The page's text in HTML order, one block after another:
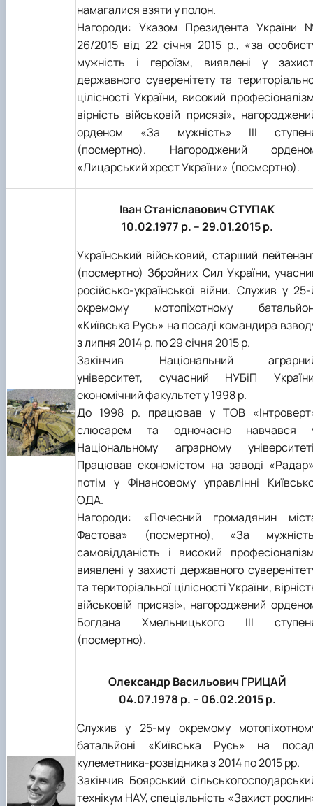
намагалися взяти у полон.
Нагороди: Указом Президента України
26/2015 від 22 січня 2015 р., «за
мужність і героїзм, виявлені у
державного суверенітету та
цілісності України, високий
вірність військовій присязі»,
орденом «За мужність» III
(посмертно). Нагороджений
«Лицарський хрест України» (посмертно).
Іван Станіславович СТУПАК
10.02.1977 р. – 29.01.2015 р.
Український військовий, старший
(посмертно) Збройних Сил України,
російсько-української війни. Служив у
окремому мотопіхотному
«Київська Русь» на посаді командира
з липня 2014 р. по 29 січня 2015 р.
Закінчив Національний
університет, сучасний НУБіП
економічний факультет у 1998 р.
До 1998 р. працював у ТОВ
слюсарем та одночасно навчався
Національному аграрному
Працював економістом на заводі
потім у Фінансовому управлінні
ОДА.
Нагороди: «Почесний громадянин
Фастова» (посмертно), «За
самовідданість і високий
виявлені у захисті державного
та територіальної цілісності України,
військовій присязі», нагороджений
Богдана Хмельницького III
(посмертно).
Олександр Васильович ГРИЦАЙ
04.07.1978 р. – 06.02.2015 р.
Служив у 25-му окремому
батальйоні «Київська Русь» на
кулеметника-розвідника з 2014 по 2015 рр.
Закінчив Боярський
технікум НАУ, спеціальність «Захист